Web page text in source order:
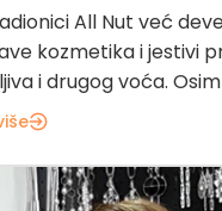
All Nut već
kozmetika i jestivi
i drugog voća.